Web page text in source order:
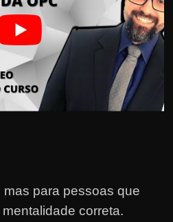
mas para pessoas que
correta.